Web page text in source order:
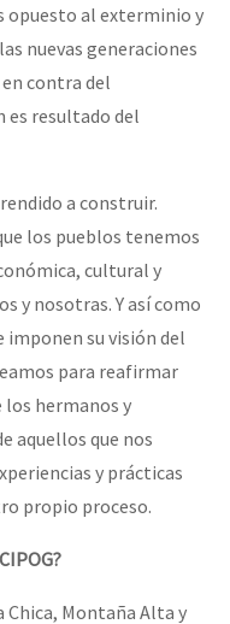
opuesto al exterminio y
nuevas generaciones
contra del
es resultado del
a construir.
los pueblos tenemos
cultural y
y nosotras. Y así como
su visión del
para reafirmar
los hermanos y
aquellos que nos
y prácticas
propio proceso.
Chica, Montaña Alta y